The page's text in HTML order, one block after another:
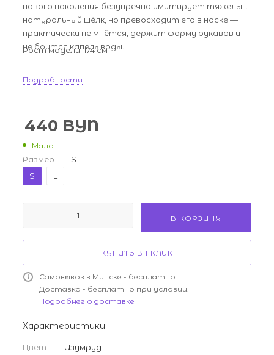
нового поколения безупречно имитирует тяжелый
натуральный шёлк, но превосходит его в носке —
практически не мнётся, держит форму рукавов и
не боится капель воды.
Рост модели: 174 см
Подробности
440 BYN
Мало
Размер — S
S
L
В КОРЗИНУ
КУПИТЬ В 1 КЛИК
Самовывоз в Минске - бесплатно.
Доставка - бесплатно при условии.
Подробнее о доставке
Характеристики
Цвет — Изумруд